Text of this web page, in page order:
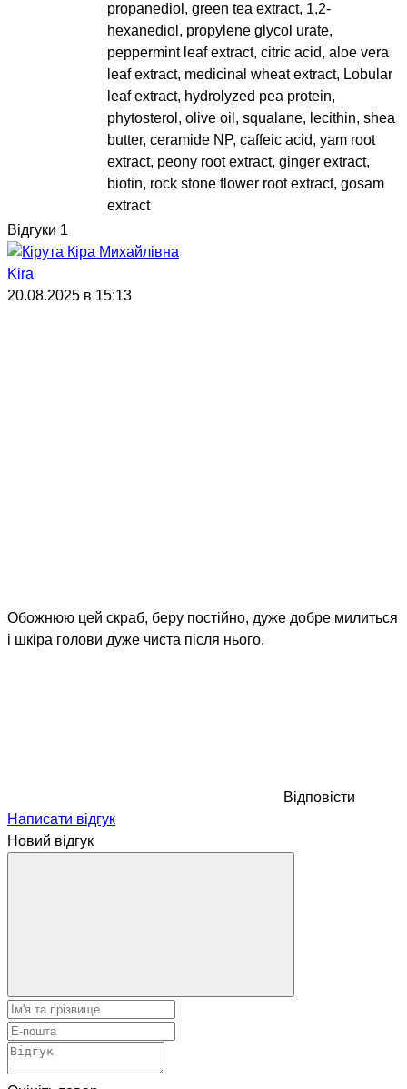
propanediol, green tea extract, 1,2-
hexanediol, propylene glycol urate,
peppermint leaf extract, citric acid, aloe vera
leaf extract, medicinal wheat extract, Lobular
leaf extract, hydrolyzed pea protein,
phytosterol, olive oil, squalane, lecithin, shea
butter, ceramide NP, caffeic acid, yam root
extract, peony root extract, ginger extract,
biotin, rock stone flower root extract, gosam
extract
Відгуки 1
Kira
20.08.2025 в 15:13
Обожнюю цей скраб, беру постійно, дуже добре милиться
і шкіра голови дуже чиста після нього.
Відповісти
Написати відгук
Новий відгук